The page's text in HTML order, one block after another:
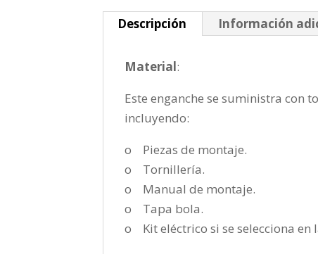
Descripción Información
Material:
Este enganche se suministra con
incluyendo:
o Piezas de montaje.
o Tornillería.
o Manual de montaje.
o Tapa bola.
o Kit eléctrico si se selecciona en